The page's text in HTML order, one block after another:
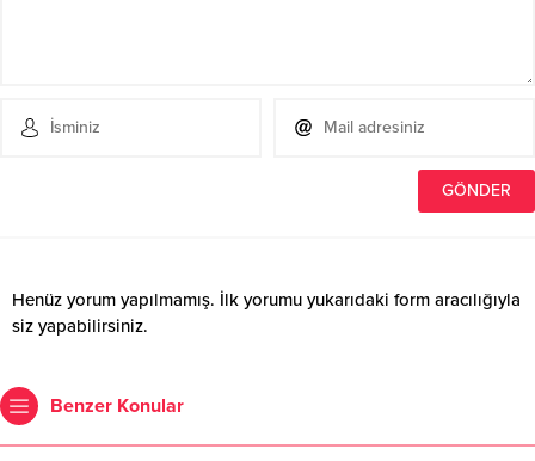
Henüz yorum yapılmamış. İlk yorumu yukarıdaki form aracılığıyla
siz yapabilirsiniz.
Benzer Konular